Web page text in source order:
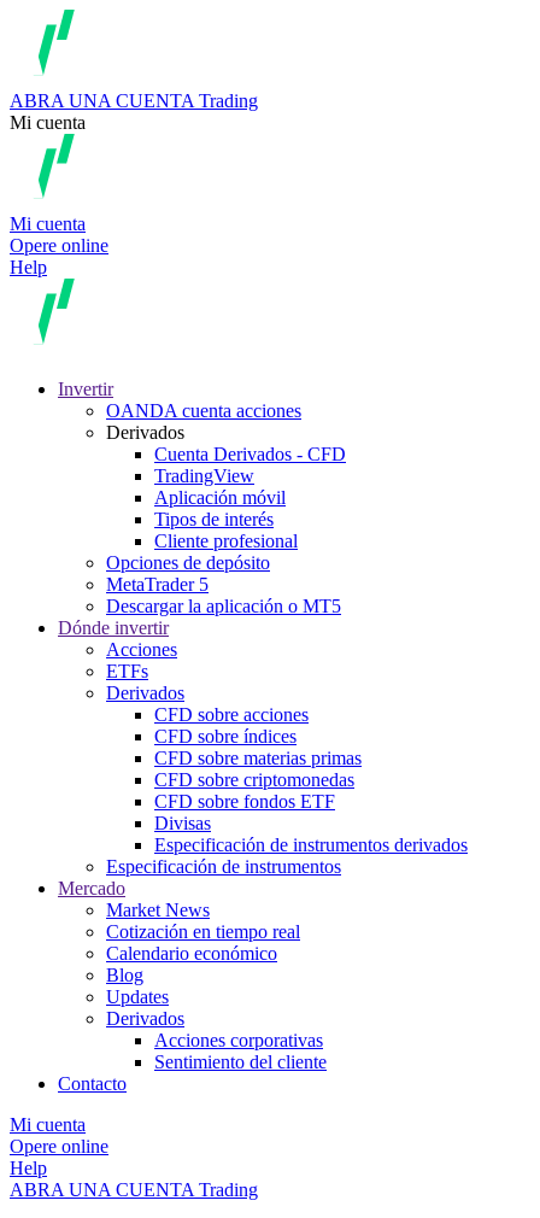
ABRA UNA CUENTA Trading
Mi cuenta
Mi cuenta
Opere online
Help
Invertir
OANDA cuenta acciones
Derivados
Cuenta Derivados - CFD
TradingView
Aplicación móvil
Tipos de interés
Cliente profesional
Opciones de depósito
MetaTrader 5
Descargar la aplicación o MT5
Dónde invertir
Acciones
ETFs
Derivados
CFD sobre acciones
CFD sobre índices
CFD sobre materias primas
CFD sobre criptomonedas
CFD sobre fondos ETF
Divisas
Especificación de instrumentos derivados
Especificación de instrumentos
Mercado
Market News
Cotización en tiempo real
Calendario económico
Blog
Updates
Derivados
Acciones corporativas
Sentimiento del cliente
Contacto
Mi cuenta
Opere online
Help
ABRA UNA CUENTA Trading